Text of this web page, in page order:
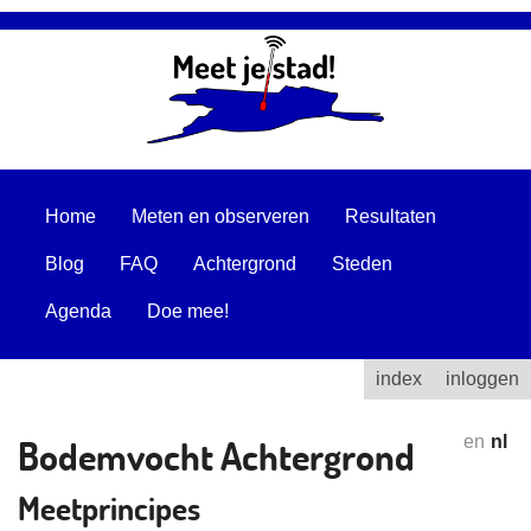
Home Meten en observeren Resultaten
Blog FAQ Achtergrond Steden
Agenda Doe mee!
index inloggen
Bodemvocht Achtergrond en nl
Meetprincipes